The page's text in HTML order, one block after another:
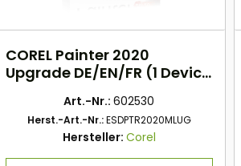
COREL Painter 2020
Upgrade DE/EN/FR (1 Device
Art.-Nr.:602530
Herst.-Art.-Nr.:ESDPTR2020MLUG
Hersteller: Corel